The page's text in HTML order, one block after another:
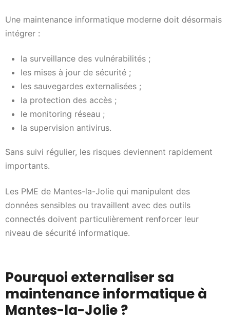
Une maintenance informatique moderne doit désormais
intégrer :
la surveillance des vulnérabilités ;
les mises à jour de sécurité ;
les sauvegardes externalisées ;
la protection des accès ;
le monitoring réseau ;
la supervision antivirus.
Sans suivi régulier, les risques deviennent rapidement
importants.
Les PME de Mantes-la-Jolie qui manipulent des
données sensibles ou travaillent avec des outils
connectés doivent particulièrement renforcer leur
niveau de sécurité informatique.
Pourquoi externaliser sa
maintenance informatique à
Mantes-la-Jolie ?